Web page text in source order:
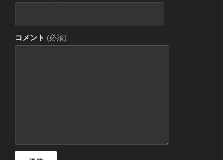
コメント (必須)